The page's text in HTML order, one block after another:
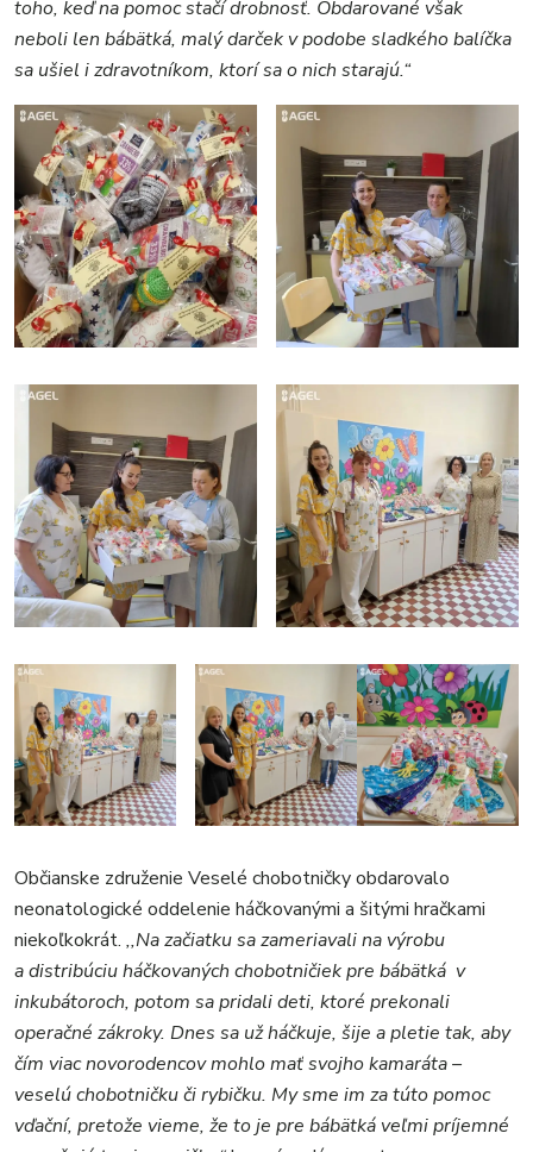
toho, keď na pomoc stačí drobnosť. Obdarované však
neboli len bábätká, malý darček v podobe sladkého balíčka
sa ušiel i zdravotníkom, ktorí sa o nich starajú.“
Občianske združenie Veselé chobotničky obdarovalo
neonatologické oddelenie háčkovanými a šitými hračkami
niekoľkokrát. ,,Na začiatku sa zameriavali na výrobu
a distribúciu háčkovaných chobotničiek pre bábätká v
inkubátoroch, potom sa pridali deti, ktoré prekonali
operačné zákroky. Dnes sa už háčkuje, šije a pletie tak, aby
čím viac novorodencov mohlo mať svojho kamaráta –
veselú chobotničku či rybičku. My sme im za túto pomoc
vďační, pretože vieme, že to je pre bábätká veľmi príjemné